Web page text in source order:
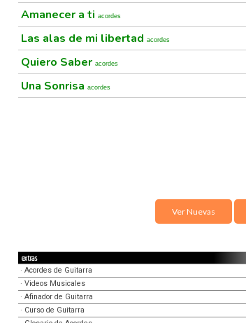
Amanecer a ti acordes
Las alas de mi libertad acordes
Quiero Saber acordes
Una Sonrisa acordes
Ver Nuevas
extras
· Acordes de Guitarra
· Videos Musicales
· Afinador de Guitarra
· Curso de Guitarra